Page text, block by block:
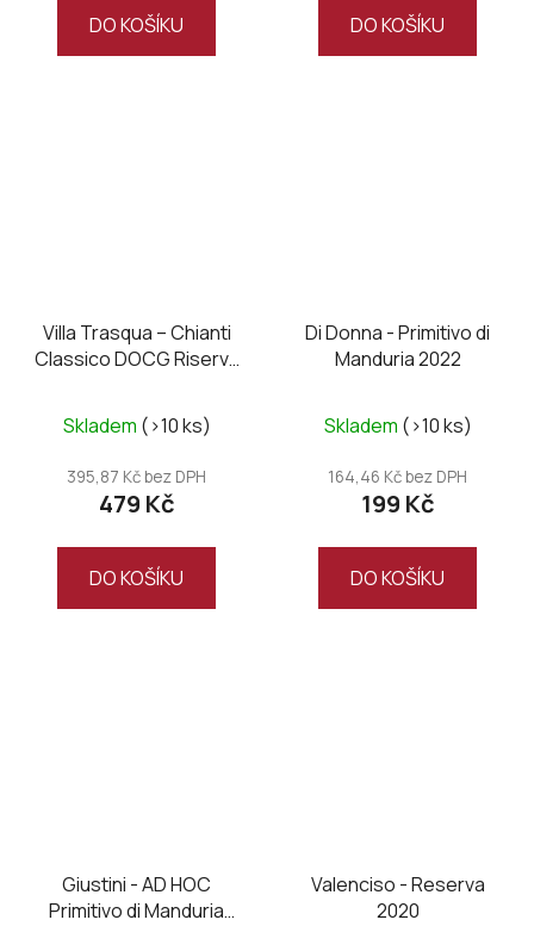
DO KOŠÍKU DO KOŠÍKU
Villa Trasqua – Chianti
Classico DOCG Riserva
Skladem (>10 ks)
395,87 Kč bez DPH
479 Kč
DO KOŠÍKU
Di Donna - Primitivo di
Manduria 2022
Skladem (>10 ks)
164,46 Kč bez DPH
199 Kč
DO KOŠÍKU
Giustini - AD HOC
Primitivo di Manduria
Valenciso - Reserva
2020